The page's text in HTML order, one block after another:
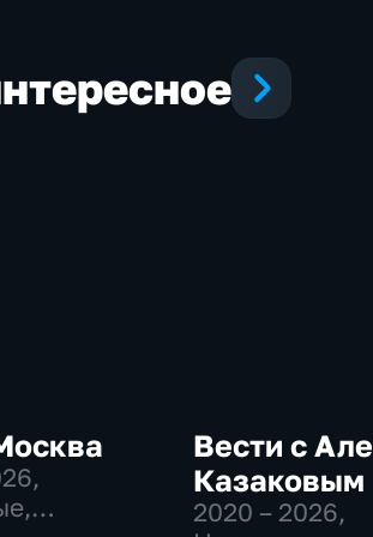
,
Вести с
Казаковым
2020 – 2026,